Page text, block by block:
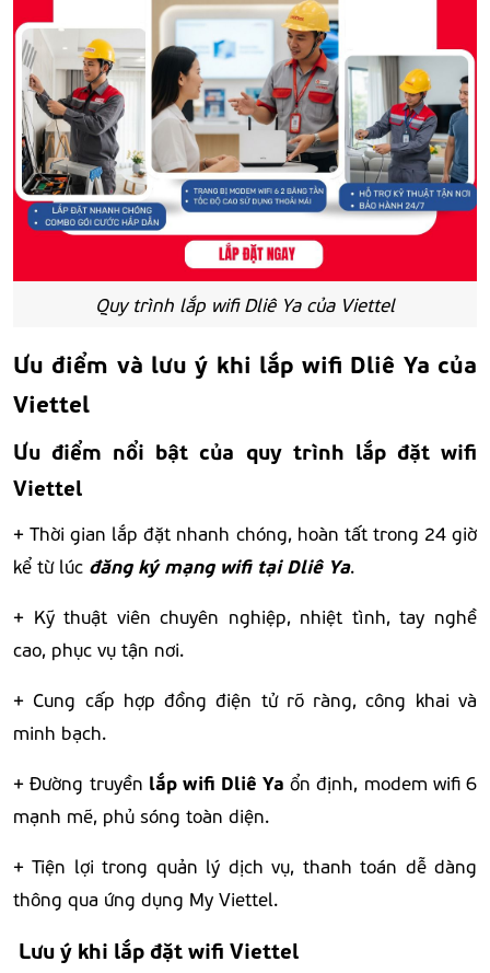
Quy trình lắp wifi Dliê Ya của Viettel
Ưu điểm và lưu ý khi lắp wifi Dliê Ya của
Viettel
Ưu điểm nổi bật của quy trình lắp đặt wifi
Viettel
+ Thời gian lắp đặt nhanh chóng, hoàn tất trong 24 giờ
kể từ lúc đăng ký mạng wifi tại Dliê Ya.
+ Kỹ thuật viên chuyên nghiệp, nhiệt tình, tay nghề
cao, phục vụ tận nơi.
+ Cung cấp hợp đồng điện tử rõ ràng, công khai và
minh bạch.
+ Đường truyền lắp wifi Dliê Ya ổn định, modem wifi 6
mạnh mẽ, phủ sóng toàn diện.
+ Tiện lợi trong quản lý dịch vụ, thanh toán dễ dàng
thông qua ứng dụng My Viettel.
Lưu ý khi lắp đặt wifi Viettel